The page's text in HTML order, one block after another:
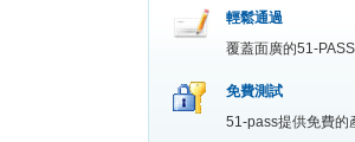
輕鬆通過
覆蓋面廣的51-
免費測試
51-pass提供免費的